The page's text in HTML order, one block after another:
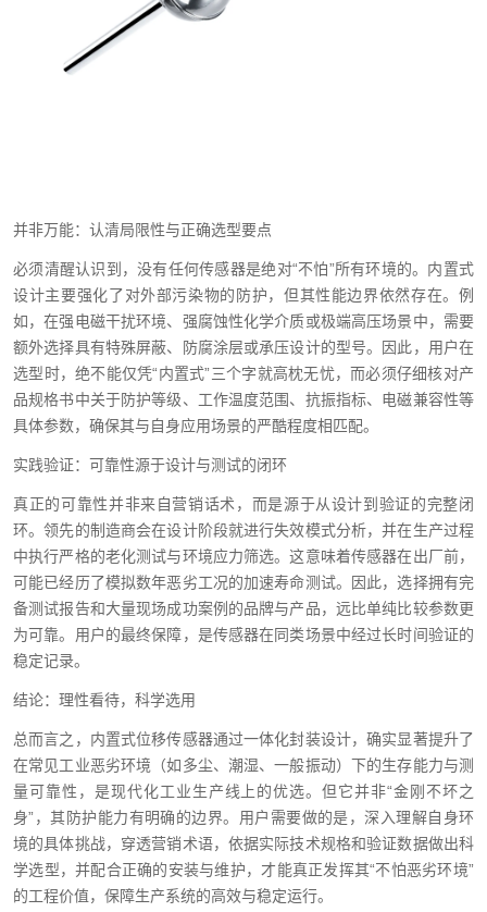
并非万能：认清局限性与正确选型要点
必须清醒认识到，没有任何传感器是绝对“不怕”所有环境的。内置式
设计主要强化了对外部污染物的防护，但其性能边界依然存在。例
如，在强电磁干扰环境、强腐蚀性化学介质或极端高压场景中，需要
额外选择具有特殊屏蔽、防腐涂层或承压设计的型号。因此，用户在
选型时，绝不能仅凭“内置式”三个字就高枕无忧，而必须仔细核对产
品规格书中关于防护等级、工作温度范围、抗振指标、电磁兼容性等
具体参数，确保其与自身应用场景的严酷程度相匹配。
实践验证：可靠性源于设计与测试的闭环
真正的可靠性并非来自营销话术，而是源于从设计到验证的完整闭
环。领先的制造商会在设计阶段就进行失效模式分析，并在生产过程
中执行严格的老化测试与环境应力筛选。这意味着传感器在出厂前，
可能已经历了模拟数年恶劣工况的加速寿命测试。因此，选择拥有完
备测试报告和大量现场成功案例的品牌与产品，远比单纯比较参数更
为可靠。用户的最终保障，是传感器在同类场景中经过长时间验证的
稳定记录。
结论：理性看待，科学选用
总而言之，内置式位移传感器通过一体化封装设计，确实显著提升了
在常见工业恶劣环境（如多尘、潮湿、一般振动）下的生存能力与测
量可靠性，是现代化工业生产线上的优选。但它并非“金刚不坏之
身”，其防护能力有明确的边界。用户需要做的是，深入理解自身环
境的具体挑战，穿透营销术语，依据实际技术规格和验证数据做出科
学选型，并配合正确的安装与维护，才能真正发挥其“不怕恶劣环境”
的工程价值，保障生产系统的高效与稳定运行。